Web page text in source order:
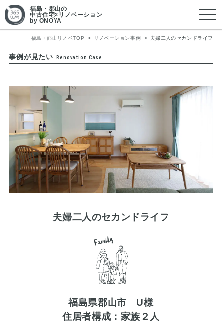
福島・郡山の
中古住宅×リノベーション
by ONOYA
福島・郡山リノベTOP リノベーション事例 夫婦二人のセカンドライフ
事例が見たい Renovation Case
夫婦二人のセカンドライフ
福島県郡山市 U様
住居者構成：家族２人